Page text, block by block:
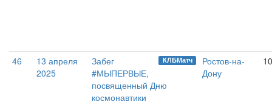
46
13 апреля
2025
КЛБМатч
Забег
#МЫПЕРВЫЕ,
посвященный Дню
космонавтики
Ростов-на-
Дону